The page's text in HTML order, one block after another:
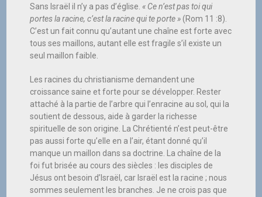
Sans Israël il n’y a pas d’église. « Ce n’est pas toi qui
portes la racine, c’est la racine qui te porte »(Rom 11 :8).
C’est un fait connu qu’autant une chaîne est forte avec
tous ses maillons, autant elle est fragile s’il existe un
seul maillon faible.
Les racines du christianisme demandent une
croissance saine et forte pour se développer. Rester
attaché à la partie de l’arbre qui l’enracine au sol, qui la
soutient de dessous, aide à garder la richesse
spirituelle de son origine. La Chrétienté n’est peut-être
pas aussi forte qu’elle en a l’air, étant donné qu’il
manque un maillon dans sa doctrine. La chaîne de la
foi fut brisée au cours des siècles : les disciples de
Jésus ont besoin d’Israël, car Israël est la racine ; nous
sommes seulement les branches. Je ne crois pas que